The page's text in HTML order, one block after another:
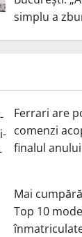
simplu a
Ferrari are
comenzi
finalul
Mai
Top 10